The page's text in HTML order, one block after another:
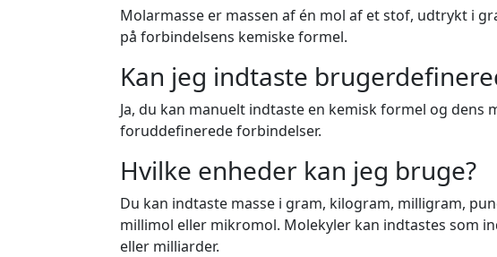
Molarmasse er massen af én mol af et stof, udtrykt i
på forbindelsens kemiske formel.
Kan jeg indtaste
Ja, du kan manuelt indtaste en kemisk formel og dens
foruddefinerede forbindelser.
Hvilke enheder kan jeg bruge?
Du kan indtaste masse i gram, kilogram, milligram,
millimol eller mikromol. Molekyler kan indtastes som
eller milliarder.